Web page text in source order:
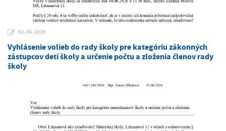
02.06.2026
Vyhlásenie volieb do rady školy pre kategóriu zákonných
zástupcov detí školy a určenie počtu a zloženia členov rady
školy